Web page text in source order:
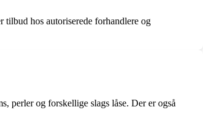
tilbud hos autoriserede forhandlere og
perler og forskellige slags låse. Der er også